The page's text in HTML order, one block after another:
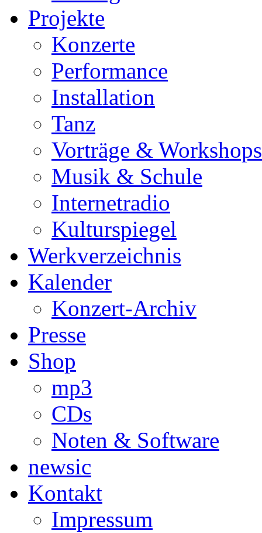
Projekte
Konzerte
Performance
Installation
Tanz
Vorträge & Workshops
Musik & Schule
Internetradio
Kulturspiegel
Werkverzeichnis
Kalender
Konzert-Archiv
Presse
Shop
mp3
CDs
Noten & Software
newsic
Kontakt
Impressum